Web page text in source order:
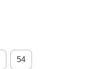
54